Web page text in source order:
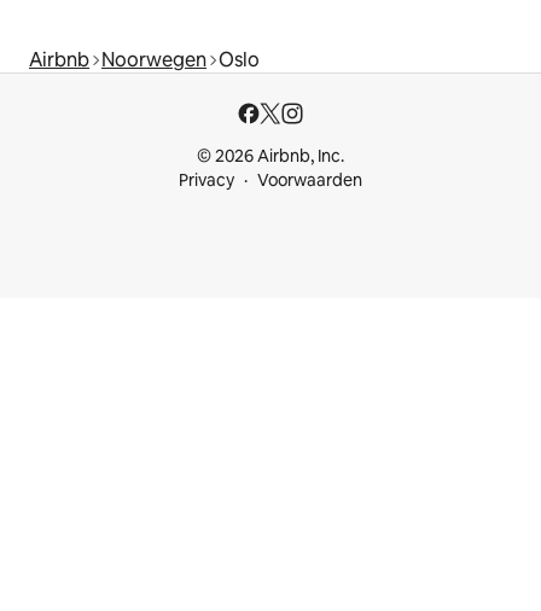
Airbnb Noorwegen Oslo
© 2026 Airbnb, Inc.
Privacy
Voorwaarden